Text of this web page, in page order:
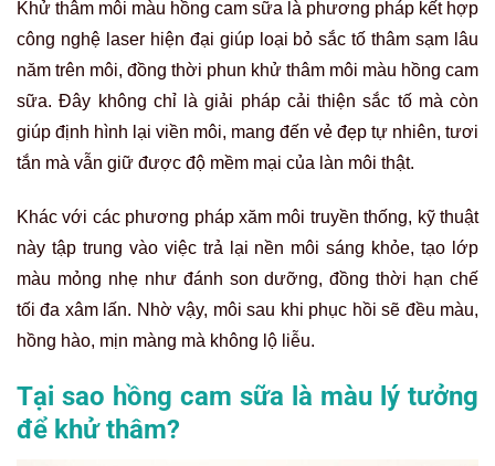
Khử thâm môi màu hồng cam sữa là phương pháp kết hợp
công nghệ laser hiện đại giúp loại bỏ sắc tố thâm sạm lâu
năm trên môi, đồng thời phun khử thâm môi màu hồng cam
sữa. Đây không chỉ là giải pháp cải thiện sắc tố mà còn
giúp định hình lại viền môi, mang đến vẻ đẹp tự nhiên, tươi
tắn mà vẫn giữ được độ mềm mại của làn môi thật.
Khác với các phương pháp xăm môi truyền thống, kỹ thuật
này tập trung vào việc trả lại nền môi sáng khỏe, tạo lớp
màu mỏng nhẹ như đánh son dưỡng, đồng thời hạn chế
tối đa xâm lấn. Nhờ vậy, môi sau khi phục hồi sẽ đều màu,
hồng hào, mịn màng mà không lộ liễu.
Tại sao hồng cam sữa là màu lý tưởng
để khử thâm?